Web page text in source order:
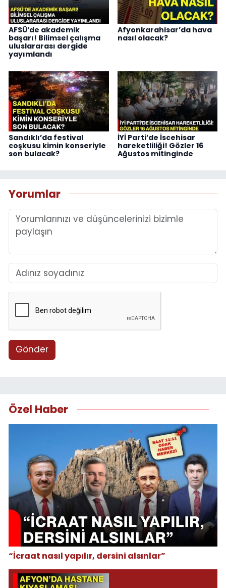
AFSÜ’de akademik
başarı! Bilimsel çalışma
uluslararası dergide
yayımlandı
Afyonkarahisar’da hava
nasıl olacak?
Sandıklı’da festival
coşkusu kimin konseriyle
son bulacak?
İYİ Parti’de İscehisar
hareketliliği! Gözler 16
Ağustos mitinginde
Yorumlar
Gönder
Özel Haber
“İcraat nasıl yapılır, dersini alsınlar”